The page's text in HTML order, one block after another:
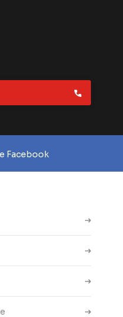
Facebook